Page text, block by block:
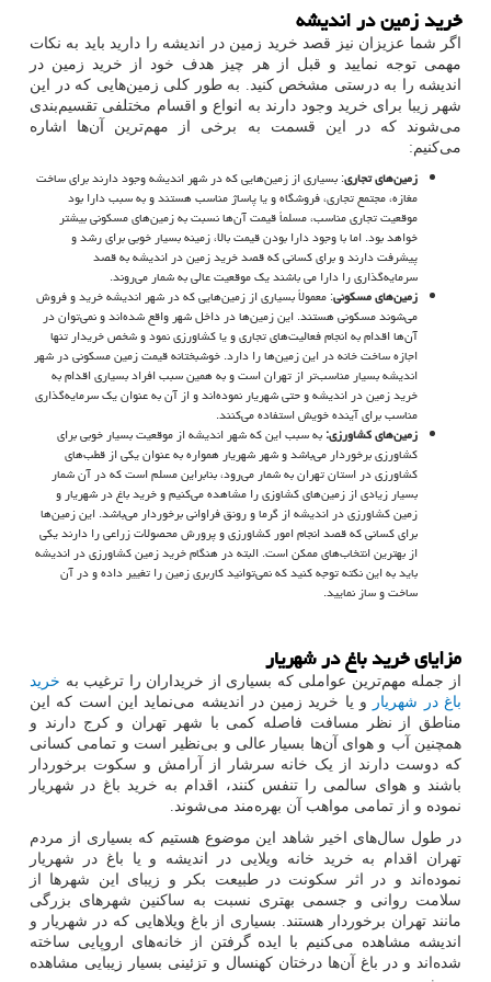
خرید زمین در اندیشه
اگر شما عزیزان نیز قصد خرید زمین در اندیشه را دارید باید به نکات
مهمی توجه نمایید و قبل از هر چیز هدف خود از خرید زمین در
اندیشه را به درستی مشخص کنید. به طور کلی زمین‌هایی که در این
شهر زیبا برای خرید وجود دارند به انواع و اقسام مختلفی تقسیم‌بندی
می‌شوند که در این قسمت به برخی از مهم‌ترین آن‌ها اشاره
می‌کنیم:
زمین‌های تجاری: بسیاری از زمین‌هایی که در شهر اندیشه وجود دارند برای ساخت
مغازه، مجتمع تجاری، فروشگاه و یا پاساژ مناسب هستند و به سبب دارا بود
موقعیت تجاری مناسب، مسلماً قیمت آن‌ها نسبت به زمین‌های مسکونی بیشتر
خواهد بود. اما با وجود دارا بودن قیمت بالا، زمینه بسیار خوبی برای رشد و
پیشرفت دارند و برای کسانی که قصد خرید زمین در اندیشه به قصد
سرمایه‌گذاری را دارا می باشند یک موقعیت عالی به شمار می‌روند.
زمین‌های مسکونی: معمولاً بسیاری از زمین‌هایی که در شهر اندیشه خرید و فروش
می‌شوند مسکونی هستند. این زمین‌ها در داخل شهر واقع شده‌اند و نمی‌توان در
آن‌ها اقدام به انجام فعالیت‌های تجاری و یا کشاورزی نمود و شخص خریدار تنها
اجازه ساخت خانه در این زمین‌ها را دارد. خوشبختانه قیمت زمین مسکونی در شهر
اندیشه بسیار مناسب‌تر از تهران است و به همین سبب افراد بسیاری اقدام به
خرید زمین در اندیشه و حتی شهریار نموده‌اند و از آن به عنوان یک سرمایه‌گذاری
مناسب برای آینده خویش استفاده می‌کنند.
زمین‌های کشاورزی:به سبب این که شهر اندیشه از موقعیت بسیار خوبی برای
کشاورزی برخوردار می‌باشد و شهر شهریار همواره به عنوان یکی از قطب‌های
کشاورزی در استان تهران به شمار می‌رود، بنابراین مسلم است که در آن شمار
بسیار زیادی از زمین‌های کشاوزی را مشاهده می‌کنیم و خرید باغ در شهریار و
زمین کشاورزی در اندیشه از گرما و رونق فراوانی برخوردار می‌باشد. این زمین‌ها
برای کسانی که قصد انجام امور کشاورزی و پرورش محصولات زراعی را دارند یکی
از بهترین انتخاب‌های ممکن است. البته در هنگام خرید زمین کشاورزی در اندیشه
باید به این نکته توجه کنید که نمی‌توانید کاربری زمین را تغییر داده و در آن
ساخت و ساز نمایید.
مزایای خرید باغ در شهریار
از جمله مهم‌ترین عواملی که بسیاری از خریداران را ترغیب به خرید
باغ در شهریار
و یا خرید زمین در اندیشه می‌نماید این است که این
مناطق از نظر مسافت فاصله کمی با شهر تهران و کرج دارند و
همچنین آب و هوای آن‌ها بسیار عالی و بی‌نظیر است و تمامی کسانی
که دوست دارند از یک خانه سرشار از آرامش و سکوت برخوردار
باشند و هوای سالمی را تنفس کنند، اقدام به خرید باغ در شهریار
نموده و از تمامی مواهب آن بهره‌مند می‌شوند.
در طول سال‌های اخیر شاهد این موضوع هستیم که بسیاری از مردم
تهران اقدام به خرید خانه ویلایی در اندیشه و یا باغ در شهریار
نموده‌اند و در اثر سکونت در طبیعت بکر و زیبای این شهرها از
سلامت روانی و جسمی بهتری نسبت به ساکنین شهرهای بزرگی
مانند تهران برخوردار هستند. بسیاری از باغ ویلاهایی که در شهریار و
اندیشه مشاهده می‌کنیم با ایده گرفتن از خانه‌های اروپایی ساخته
شده‌اند و در باغ آن‌ها درختان کهنسال و تزئینی بسیار زیبایی مشاهده